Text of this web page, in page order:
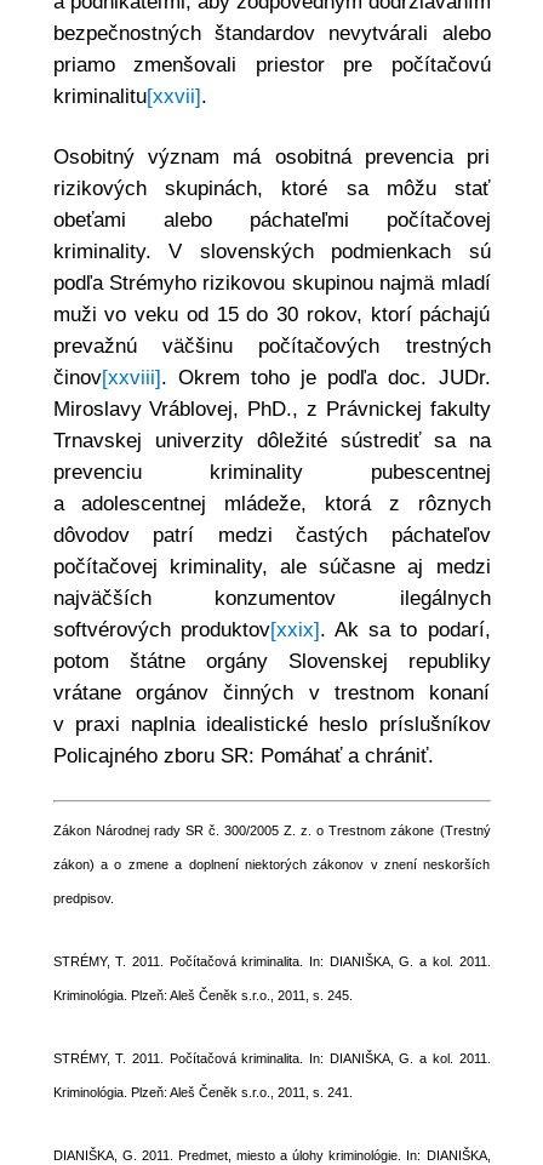
bezpečnostných štandardov nevytvárali alebo
priamo zmenšovali priestor pre počítačovú
kriminalitu[xxvii].
Osobitný význam má osobitná prevencia pri
rizikových skupinách, ktoré sa môžu stať
obeťami alebo páchateľmi počítačovej
kriminality. V slovenských podmienkach sú
podľa Strémyho rizikovou skupinou najmä mladí
muži vo veku od 15 do 30 rokov, ktorí páchajú
prevažnú väčšinu počítačových trestných
činov[xxviii]. Okrem toho je podľa doc. JUDr.
Miroslavy Vráblovej, PhD., z Právnickej fakulty
Trnavskej univerzity dôležité sústrediť sa na
prevenciu kriminality pubescentnej
a adolescentnej mládeže, ktorá z rôznych
dôvodov patrí medzi častých páchateľov
počítačovej kriminality, ale súčasne aj medzi
najväčších konzumentov ilegálnych
softvérových produktov[xxix]. Ak sa to podarí,
potom štátne orgány Slovenskej republiky
vrátane orgánov činných v trestnom konaní
v praxi naplnia idealistické heslo príslušníkov
Policajného zboru SR: Pomáhať a chrániť.
Zákon Národnej rady SR č. 300/2005 Z. z. o Trestnom zákone (Trestný
zákon) a o zmene a doplnení niektorých zákonov v znení neskorších
predpisov.
STRÉMY, T. 2011. Počítačová kriminalita. In: DIANIŠKA, G. a kol. 2011.
Kriminológia. Plzeň: Aleš Čeněk s.r.o., 2011, s. 245.
STRÉMY, T. 2011. Počítačová kriminalita. In: DIANIŠKA, G. a kol. 2011.
Kriminológia. Plzeň: Aleš Čeněk s.r.o., 2011, s. 241.
DIANIŠKA, G. 2011. Predmet, miesto a úlohy kriminológie. In: DIANIŠKA,